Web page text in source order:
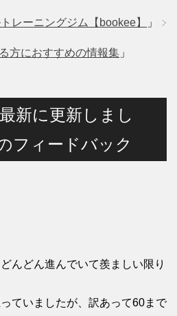
レーニングジム【bookee】 」
方におすすめの情報集 」
新に更新しまし
フィードバック
んどん進んでいて羨ましい限り
ていましたが、訳あって60まで